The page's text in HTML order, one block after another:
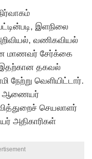
இளநிலை
வணிகவியல்
மாணவர் சேர்க்கை
இதற்கான தகவல்
நேற்று வெளியிட்டார்.
ஆணையர்
செயலாளர்
அதிகாரிகள்